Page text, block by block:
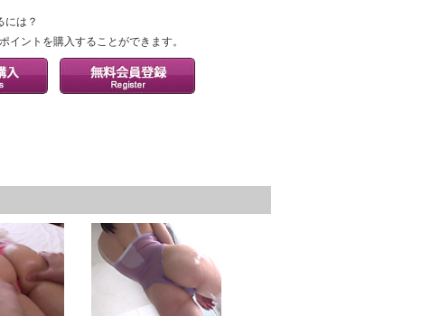
には？
イントを購入することができます。